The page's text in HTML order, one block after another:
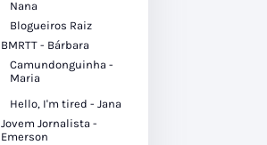
Nana
Blogueiros Raiz
BMRTT - Bárbara
Camundonguinha -
Maria
Hello, I'm tired - Jana
Jovem Jornalista -
Emerson